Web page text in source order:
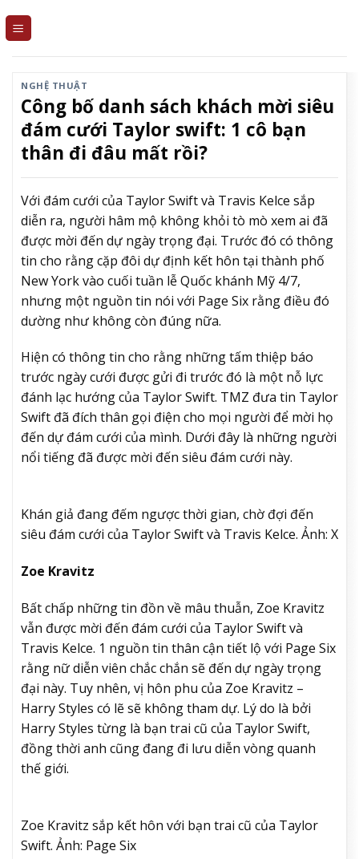
NGHỆ THUẬT
Công bố danh sách khách mời siêu
đám cưới Taylor swift: 1 cô bạn
thân đi đâu mất rồi?
Với đám cưới của Taylor Swift và Travis Kelce sắp
diễn ra, người hâm mộ không khỏi tò mò xem ai đã
được mời đến dự ngày trọng đại. Trước đó có thông
tin cho rằng cặp đôi dự định kết hôn tại thành phố
New York vào cuối tuần lễ Quốc khánh Mỹ 4/7,
nhưng một nguồn tin nói với Page Six rằng điều đó
dường như không còn đúng nữa.
Hiện có thông tin cho rằng những tấm thiệp báo
trước ngày cưới được gửi đi trước đó là một nỗ lực
đánh lạc hướng của Taylor Swift. TMZ đưa tin Taylor
Swift đã đích thân gọi điện cho mọi người để mời họ
đến dự đám cưới của mình. Dưới đây là những người
nổi tiếng đã được mời đến siêu đám cưới này.
Khán giả đang đếm ngược thời gian, chờ đợi đến
siêu đám cưới của Taylor Swift và Travis Kelce. Ảnh: X
Zoe Kravitz
Bất chấp những tin đồn về mâu thuẫn, Zoe Kravitz
vẫn được mời đến đám cưới của Taylor Swift và
Travis Kelce. 1 nguồn tin thân cận tiết lộ với Page Six
rằng nữ diễn viên chắc chắn sẽ đến dự ngày trọng
đại này. Tuy nhên, vị hôn phu của Zoe Kravitz –
Harry Styles có lẽ sẽ không tham dự. Lý do là bởi
Harry Styles từng là bạn trai cũ của Taylor Swift,
đồng thời anh cũng đang đi lưu diễn vòng quanh
thế giới.
Zoe Kravitz sắp kết hôn với bạn trai cũ của Taylor
Swift. Ảnh: Page Six